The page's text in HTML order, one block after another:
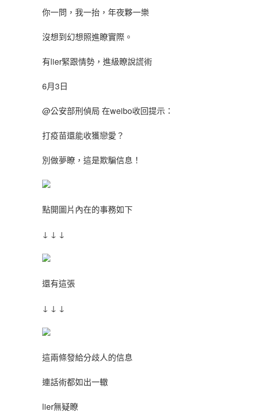
你一問，我一抬，年夜夥一樂
沒想到幻想照進瞭實際。
有lier緊跟情勢，進級瞭說謊術
6月3日
@公安部刑偵局 在weibo收回提示：
打疫苗還能收獲戀愛？
別做夢瞭，這是欺騙信息！
點開圖片內在的事務如下
↓ ↓ ↓
還有這張
↓ ↓ ↓
這兩條發給分歧人的信息
連話術都如出一轍
lier無疑瞭